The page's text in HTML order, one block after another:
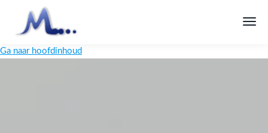
Ga naar hoofdinhoud